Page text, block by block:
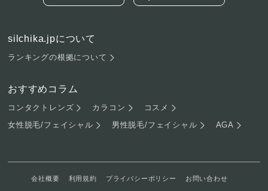
silchika.jpについて
ランキングの根拠について
おすすめコラム
コンタクトレンズ カラコン
コスメ
女性脱毛/フェイシャル
男性脱毛/フェイシャル AGA
会社概要 利用規約 プライバシーポリシー お問い合わせ